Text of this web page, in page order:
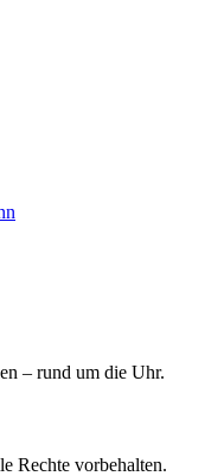
– rund um die Uhr.
Rechte vorbehalten.